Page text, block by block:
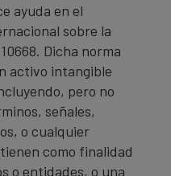
ayuda en el
sobre la
Dicha norma
activo intangible
pero no
señales,
o cualquier
como finalidad
o entidades, o una